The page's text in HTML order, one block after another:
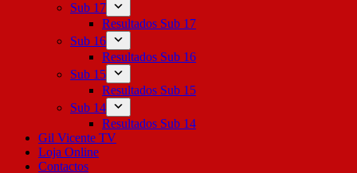
Sub 17
Resultados Sub 17
Sub 16
Resultados Sub 16
Sub 15
Resultados Sub 15
Sub 14
Resultados Sub 14
Gil Vicente TV
Loja Online
Contactos